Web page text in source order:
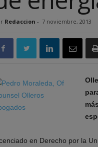
Redaccion - 7 noviembre, 2013
en Derecho por la